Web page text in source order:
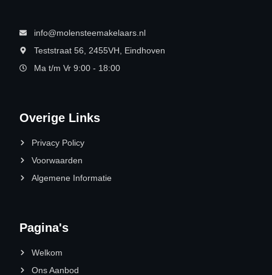
Pagina's
Welkom
Ons Aanbod
Overige Links
Privacy Policy
Voorwaarden
Algemene Informatie
info@molensteemakelaars.nl
Teststraat 56, 2455VH, Eindhoven
Ma t/m Vr 9:00 - 18:00